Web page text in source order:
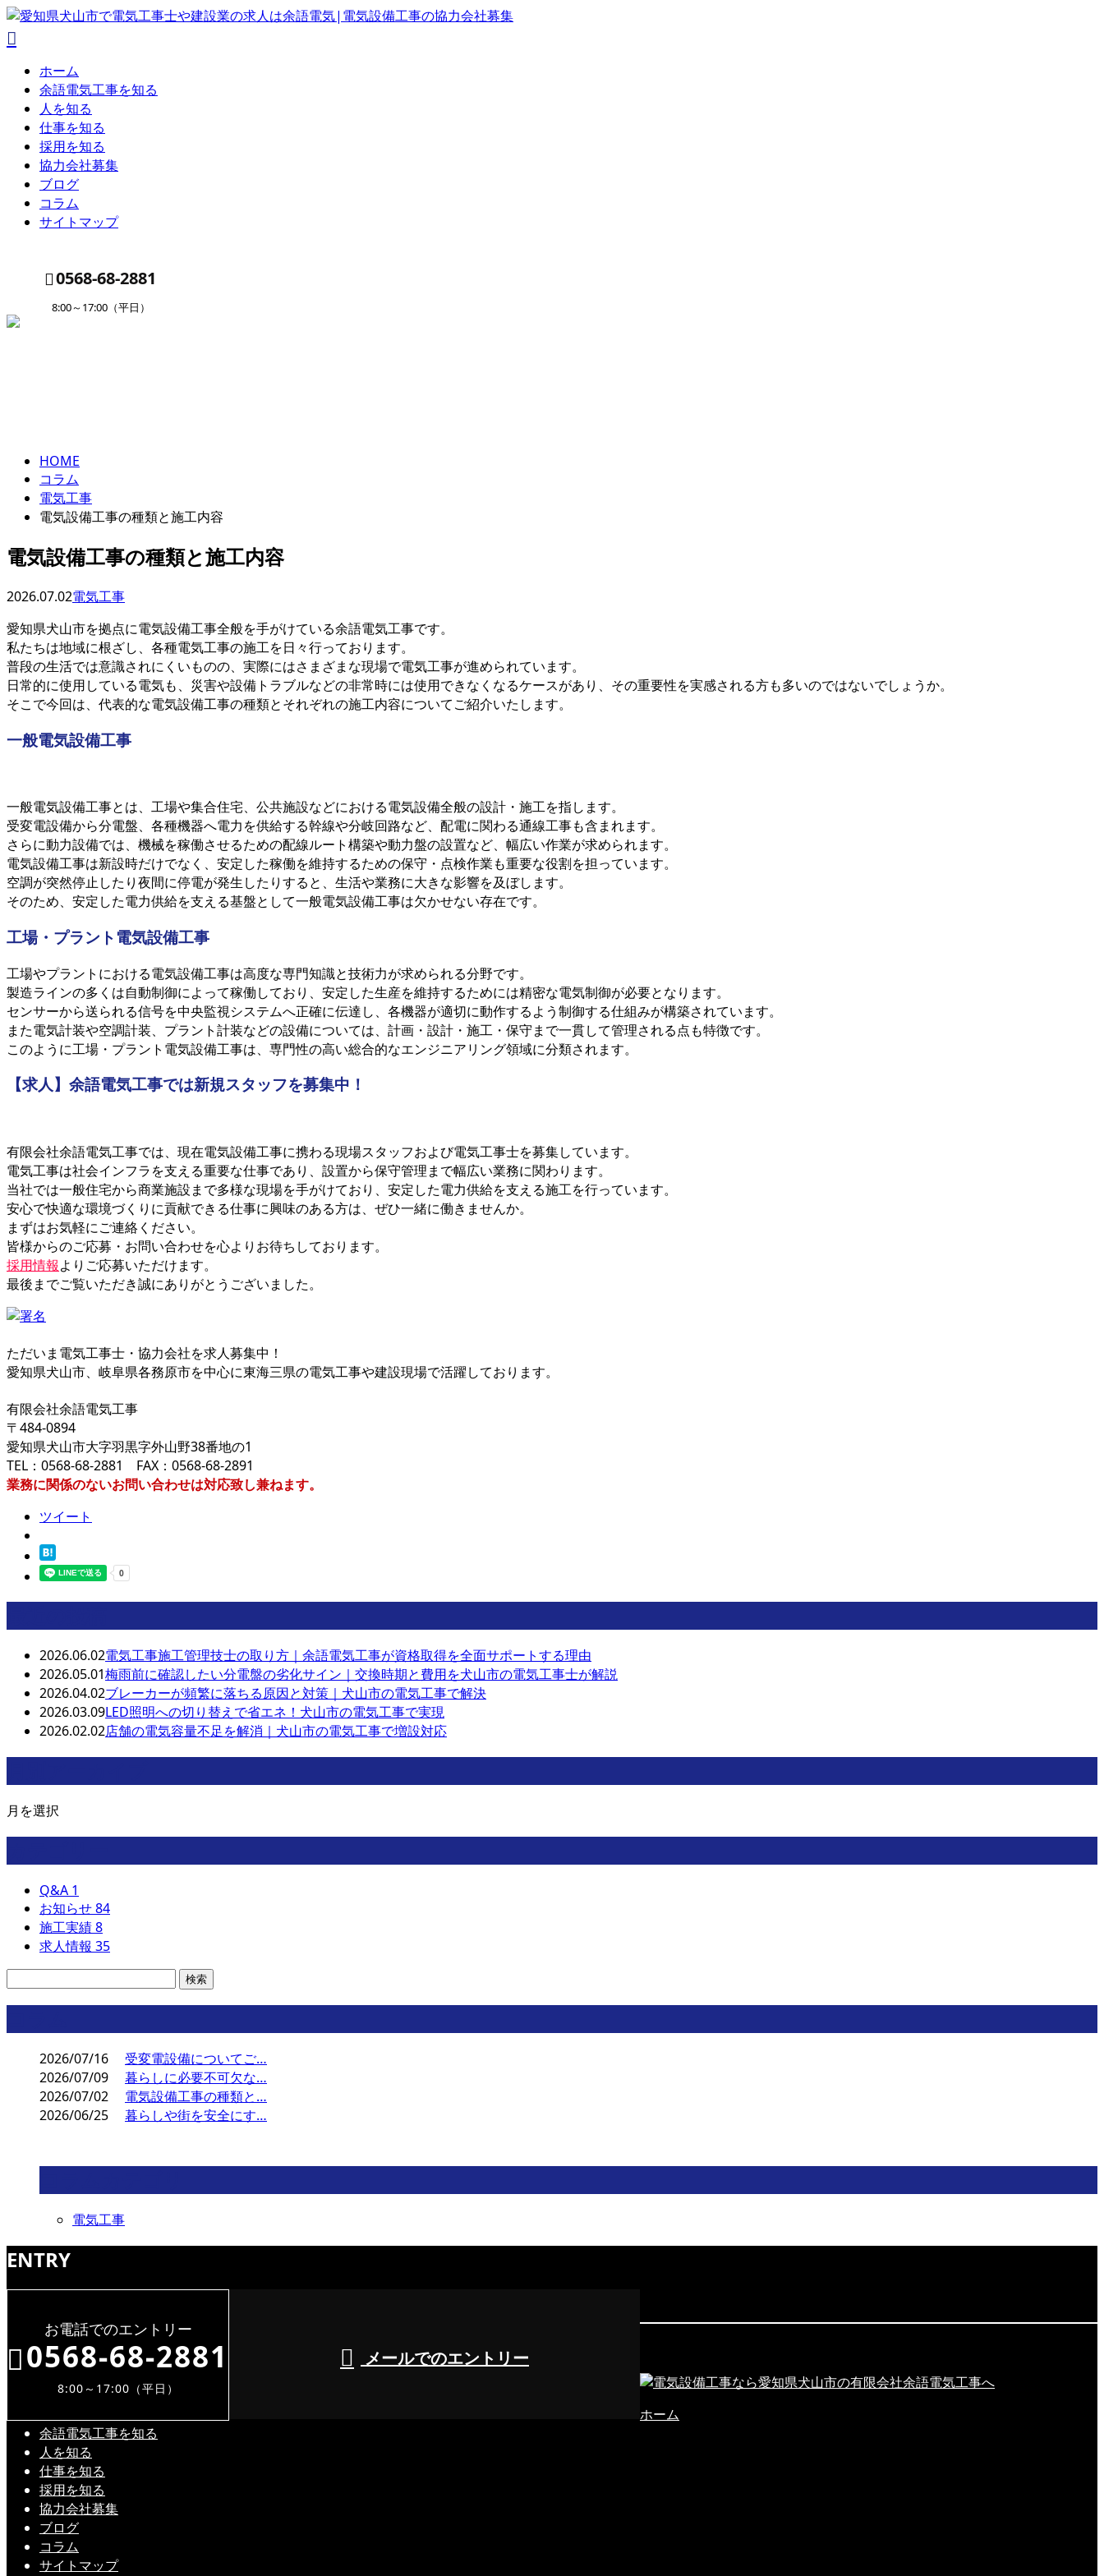
ホーム
余語電気工事を知る
人を知る
仕事を知る
採用を知る
協力会社募集
ブログ
コラム
サイトマップ
0568-68-2881
8:00～17:00（平日）
HOME
コラム
電気工事
電気設備工事の種類と施工内容
電気設備工事の種類と施工内容
2026.07.02電気工事
愛知県犬山市を拠点に電気設備工事全般を手がけている余語電気工事です。
私たちは地域に根ざし、各種電気工事の施工を日々行っております。
普段の生活では意識されにくいものの、実際にはさまざまな現場で電気工事が進められています。
日常的に使用している電気も、災害や設備トラブルなどの非常時には使用できなくなるケースがあり、その重要性を実感される方も多いのではないでしょうか。
そこで今回は、代表的な電気設備工事の種類とそれぞれの施工内容についてご紹介いたします。
一般電気設備工事
一般電気設備工事とは、工場や集合住宅、公共施設などにおける電気設備全般の設計・施工を指します。
受変電設備から分電盤、各種機器へ電力を供給する幹線や分岐回路など、配電に関わる通線工事も含まれます。
さらに動力設備では、機械を稼働させるための配線ルート構築や動力盤の設置など、幅広い作業が求められます。
電気設備工事は新設時だけでなく、安定した稼働を維持するための保守・点検作業も重要な役割を担っています。
空調が突然停止したり夜間に停電が発生したりすると、生活や業務に大きな影響を及ぼします。
そのため、安定した電力供給を支える基盤として一般電気設備工事は欠かせない存在です。
工場・プラント電気設備工事
工場やプラントにおける電気設備工事は高度な専門知識と技術力が求められる分野です。
製造ラインの多くは自動制御によって稼働しており、安定した生産を維持するためには精密な電気制御が必要となります。
センサーから送られる信号を中央監視システムへ正確に伝達し、各機器が適切に動作するよう制御する仕組みが構築されています。
また電気計装や空調計装、プラント計装などの設備については、計画・設計・施工・保守まで一貫して管理される点も特徴です。
このように工場・プラント電気設備工事は、専門性の高い総合的なエンジニアリング領域に分類されます。
【求人】余語電気工事では新規スタッフを募集中！
有限会社余語電気工事では、現在電気設備工事に携わる現場スタッフおよび電気工事士を募集しています。
電気工事は社会インフラを支える重要な仕事であり、設置から保守管理まで幅広い業務に関わります。
当社では一般住宅から商業施設まで多様な現場を手がけており、安定した電力供給を支える施工を行っています。
安心で快適な環境づくりに貢献できる仕事に興味のある方は、ぜひ一緒に働きませんか。
まずはお気軽にご連絡ください。
皆様からのご応募・お問い合わせを心よりお待ちしております。
採用情報よりご応募いただけます。
最後までご覧いただき誠にありがとうございました。
ただいま電気工事士・協力会社を求人募集中！
愛知県犬山市、岐阜県各務原市を中心に東海三県の電気工事や建設現場で活躍しております。
有限会社余語電気工事
〒484-0894
愛知県犬山市大字羽黒字外山野38番地の1
TEL：0568-68-2881 FAX：0568-68-2891
業務に関係のないお問い合わせは対応致し兼ねます。
ツイート
2026.06.02電気工事施工管理技士の取り方｜余語電気工事が資格取得を全面サポートする理由
2026.05.01梅雨前に確認したい分電盤の劣化サイン｜交換時期と費用を犬山市の電気工事士が解説
2026.04.02ブレーカーが頻繁に落ちる原因と対策｜犬山市の電気工事で解決
2026.03.09LED照明への切り替えで省エネ！犬山市の電気工事で実現
2026.02.02店舗の電気容量不足を解消｜犬山市の電気工事で増設対応
月を選択
Q&A 1
お知らせ84
施工実績8
求人情報 35
2026/07/16
受変電設備についてご…
2026/07/09
暮らしに必要不可欠な…
2026/07/02
電気設備工事の種類と…
2026/06/25
暮らしや街を安全にす…
電気工事
ENTRY
お電話でのエントリー
0568-68-2881
8:00～17:00（平日）
メールでのエントリー
ホーム
余語電気工事を知る
人を知る
仕事を知る
採用を知る
協力会社募集
ブログ
コラム
サイトマップ